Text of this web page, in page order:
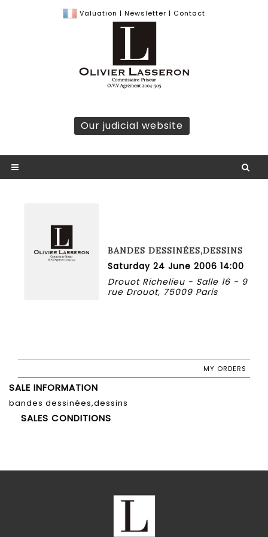
Valuation | Newsletter | Contact
Our judicial website
BANDES DESSINÉES,DESSINS
Saturday 24 June 2006 14:00
Drouot Richelieu - Salle 16 - 9
rue Drouot, 75009 Paris
MY ORDERS
SALE INFORMATION
bandes dessinées,dessins
SALES CONDITIONS